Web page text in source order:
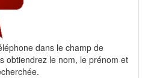
dans le champ de
obtiendrez le nom, le prénom et